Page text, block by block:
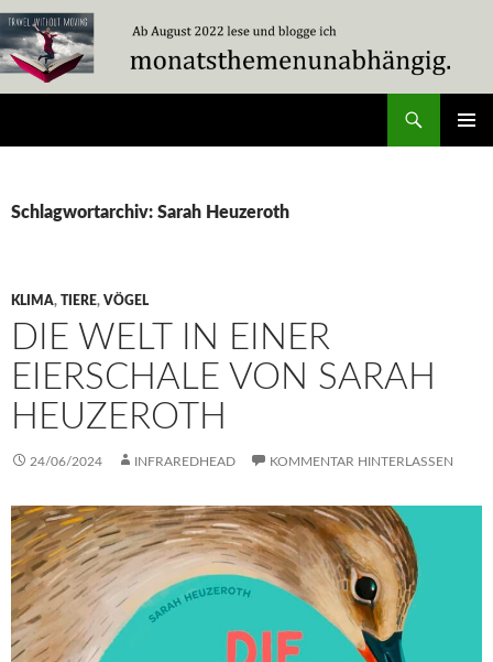
Zum
Inhalt
springen
Schlagwortarchiv: Sarah Heuzeroth
KLIMA, TIERE, VÖGEL
DIE WELT IN EINER
EIERSCHALE VON SARAH
HEUZEROTH
24/06/2024 INFRAREDHEAD KOMMENTAR HINTERLASSEN